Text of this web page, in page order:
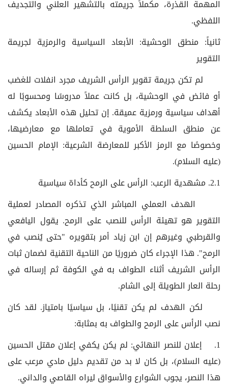
المهمة القذرة، مكملاً جريمته بالتشهير العلني والتجديف
اللفظي.
ثانياً: منطق الوحشية: الأبعاد السياسية والرمزية لجريمة
التقوير
لم تكن جريمة تقوير الرأس الشريف مجرد انفلات للغضب
أو فائض في الوحشية، بل كانت عملاً مدروسًا ومحسوبًا له
أهداف سياسية ورمزية عميقة. إن تحليل هذه الأبعاد يكشف
عن منطق السلطة الأموية في تعاملها مع معارضيها،
وخصوصًا مع الرمز الأكبر للمعارضة الشرعية: الإمام الحسين
(عليه السلام).
2.1. مشهدية الرعب: الرأس على الرمح كأداة سياسية
الهدف العملي المباشر الذي تذكره المصادر لعملية
التقوير هو تهيئة الرأس للنصب على الرمح. يقول اليافعي
والقرطبي وغيرهم إن ابن زياد أمر بتقويره "حتى يُنصب في
الرمح". هذا الإجراء كان ضروريًا من الناحية التقنية لضمان ثبات
الرأس الشريف أثناء الطواف به في الكوفة ثم إرساله في
رحلة العار الطويلة إلى الشام.
لكن الهدف لم يكن تقنيًا، بل سياسيًا بامتياز. لقد كان
نصب الرأس على الرمح والطواف به بمثابة:
1. إعلان للنصر النهائي: لم يكن يكفي إعلان مقتل الحسين
(عليه السلام)، بل كان لا بد من تقديم دليل مادي مرعب على
هذا النصر، يجوب الشوارع والأسواق ليراه القاصي والداني.